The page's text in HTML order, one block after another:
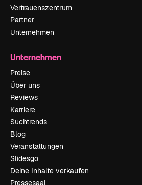
Vertrauenszentrum
Partner
Unternehmen
Unternehmen
Preise
Über uns
Reviews
Karriere
Suchtrends
Blog
Veranstaltungen
Slidesgo
Deine Inhalte verkaufen
Pressesaal